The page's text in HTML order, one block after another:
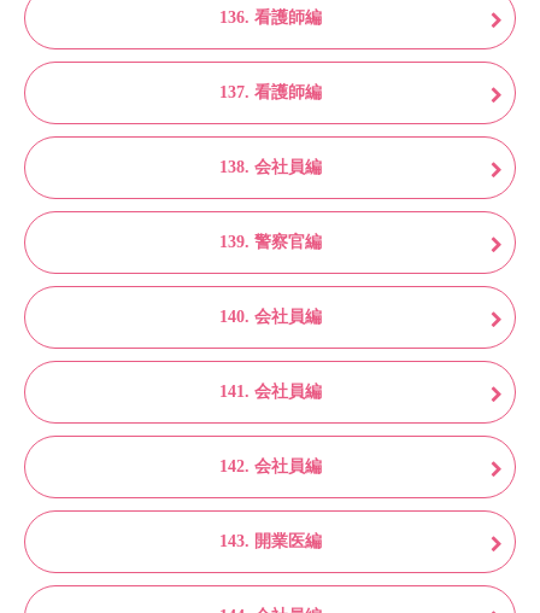
136. 看護師編
137. 看護師編
138. 会社員編
139. 警察官編
140. 会社員編
141. 会社員編
142. 会社員編
143. 開業医編